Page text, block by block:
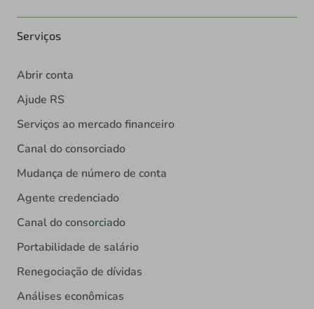
Serviços
Abrir conta
Ajude RS
Serviços ao mercado financeiro
Canal do consorciado
Mudança de número de conta
Agente credenciado
Canal do consorciado
Portabilidade de salário
Renegociação de dívidas
Análises econômicas